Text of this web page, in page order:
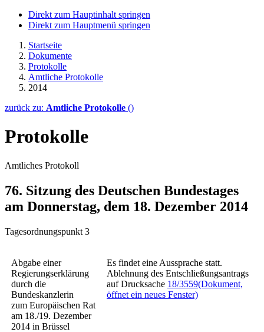
Direkt zum Hauptinhalt springen
Direkt zum Hauptmenü springen
Startseite
Dokumente
Protokolle
Amtliche Protokolle
2014
zurück zu: Amtliche Protokolle ()
Protokolle
Amtliches Protokoll
76. Sitzung des Deutschen Bundestages
am Donnerstag, dem 18. Dezember 2014
Tagesordnungspunkt 3
Abgabe einer
Regierungserklärung
durch die
Bundeskanzlerin
zum Europäischen Rat
am 18./19. Dezember
2014 in Brüssel
Es findet eine Aussprache statt.
Ablehnung des Entschließungsantrags
auf Drucksache 18/3559(Dokument,
öffnet ein neues Fenster)